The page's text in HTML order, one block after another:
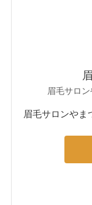
眉毛サロ
眉毛サロンやま